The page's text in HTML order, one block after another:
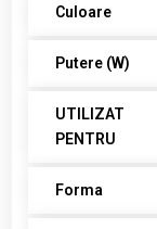
Culoare
Putere (W)
UTILIZAT
PENTRU
Forma